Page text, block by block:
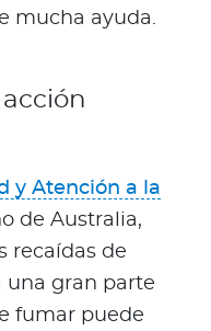
mucha ayuda.
y Atención a la
de Australia,
recaídas de
una gran parte
fumar puede